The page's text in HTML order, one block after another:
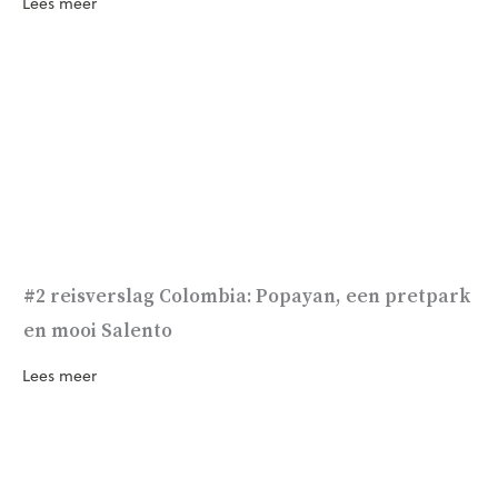
#2 reisverslag Colombia: Popayan, een pretpark
en mooi Salento
Lees meer